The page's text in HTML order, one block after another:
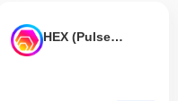
HEX (Pulsechain)